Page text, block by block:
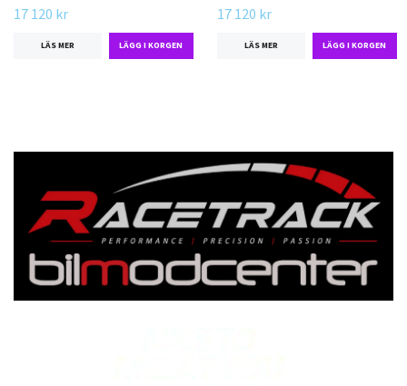
17 120 kr
LÄS MER
17 120 kr
LÄS MER